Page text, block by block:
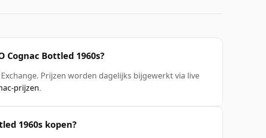
Cognac Bottled 1960s?
Prijzen worden dagelijks bijgewerkt via live
prijzen.
1960s kopen?